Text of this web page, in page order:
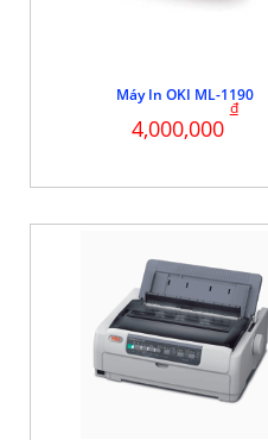
Máy In OKI ML-1190
4,000,000
đ